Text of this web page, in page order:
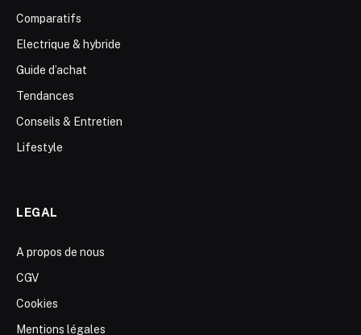
Comparatifs
Electrique & hybride
Guide d’achat
Tendances
Conseils & Entretien
Lifestyle
LEGAL
A propos de nous
CGV
Cookies
Mentions légales